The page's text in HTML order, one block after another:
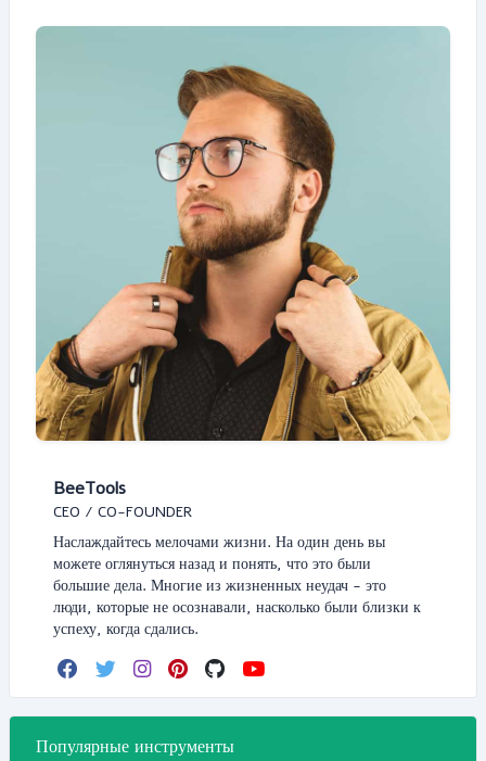
BeeTools
CEO / CO-FOUNDER
Наслаждайтесь мелочами жизни. На один день вы
можете оглянуться назад и понять, что это были
большие дела. Многие из жизненных неудач - это
люди, которые не осознавали, насколько были близки к
успеху, когда сдались.
Популярные инструменты